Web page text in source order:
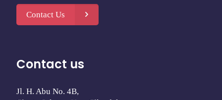
Contact Us
Contact us
Jl. H. Abu No. 4B,